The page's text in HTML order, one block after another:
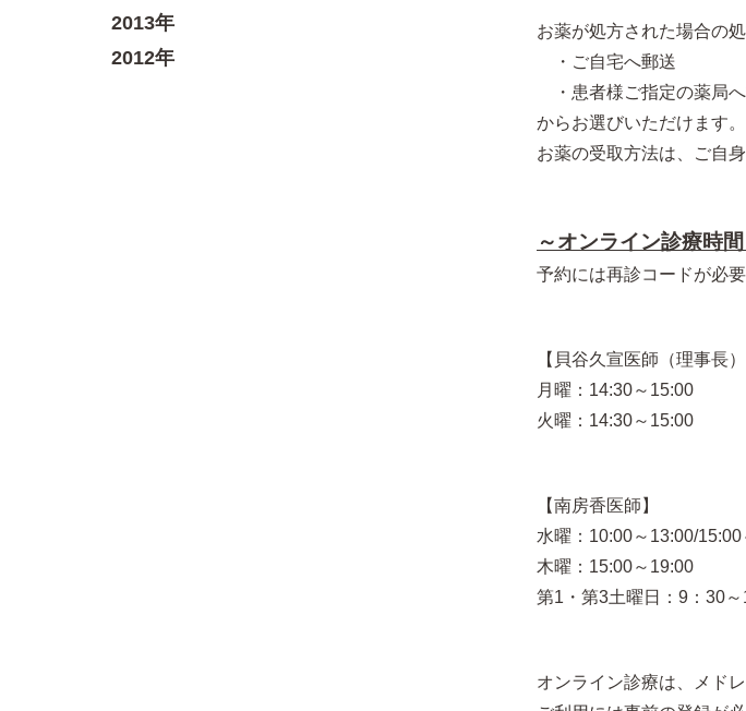
お薬が処方された場合の
・ご自宅へ郵送
・患者様ご指定の薬局
からお選びいただけます。
お薬の受取方法は、ご自
～オンライン診療時
予約には再診コードが必
【貝谷久宣医師（理事長）
月曜：14:30～15:00
火曜：14:30～15:00
【南房香医師】
水曜：10:00～13:00/
木曜：15:00～19:00
第1・第3土曜日：9：30
オンライン診療は、メド
2013年
2012年